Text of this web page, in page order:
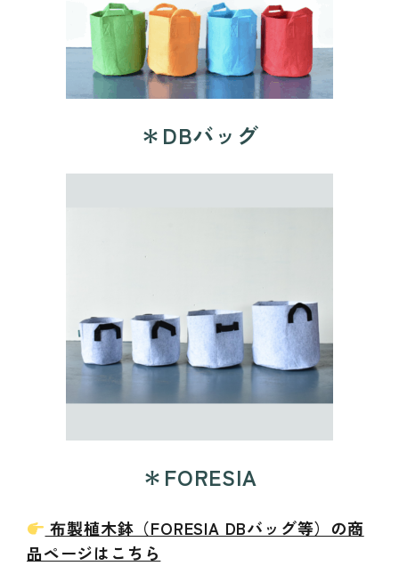
＊DBバッグ
＊FORESIA
布製植木鉢（FORESIA DBバッグ等）の商
品ページはこちら